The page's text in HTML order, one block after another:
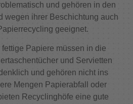
und gehören in den
wegen ihrer Beschichtung auch
geeignet.
Papiere müssen in die
und Servietten
und gehören nicht ins
Mengen Papierabfall oder
Recyclinghöfe eine gute